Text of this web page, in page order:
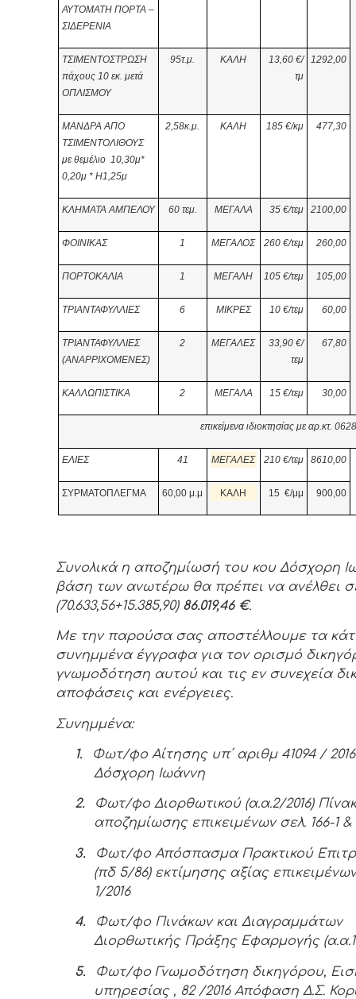
ΑΥΤΟΜΑΤΗ ΠΟΡΤΑ –
ΣΙΔΕΡΕΝΙΑ
ΤΣΙΜΕΝΤΟΣΤΡΩΣΗ
πάχους 10 εκ. μετά
ΟΠΛΙΣΜΟΥ
95τ.μ. ΚΑΛΗ
13,60 €/
τμ
1292,00
ΜΑΝΔΡΑ ΑΠΟ
ΤΣΙΜΕΝΤΟΛΙΘΟΥΣ
με θεμέλιο 10,30μ*
0,20μ * Η1,25μ
2,58κ.μ. ΚΑΛΗ 185 €/κμ 477,30
ΚΛΗΜΑΤΑ ΑΜΠΕΛΟΥ 60 τεμ. ΜΕΓΑΛΑ 35 €/τεμ 2100,00
ΦΟΙΝΙΚΑΣ 1 ΜΕΓΑΛΟΣ 260 €/τεμ 260,00
ΠΟΡΤΟΚΑΛΙΑ 1 ΜΕΓΑΛΗ 105 €/τεμ 105,00
ΤΡΙΑΝΤΑΦΥΛΛΙΕΣ 6 ΜΙΚΡΕΣ 10 €/τεμ 60,00
ΤΡΙΑΝΤΑΦΥΛΛΙΕΣ
(ΑΝΑΡΡΙΧΟΜΕΝΕΣ)
2 ΜΕΓΑΛΕΣ 33,90 €/
τεμ
67,80
ΚΑΛΛΩΠΙΣΤΙΚΑ 2 ΜΕΓΑΛΑ 15 €/τεμ 30,00
επικείμενα ιδιοκτησίας με αρ.κτ. 06
ΕΛΙΕΣ 41 ΜΕΓΑΛΕΣ 210 €/τεμ 8610,00
ΣΥΡΜΑΤΟΠΛΕΓΜΑ 60,00 μ.μ ΚΑΛΗ 15 €/μμ 900,00
Συνολικά η αποζημίωσή του κου Δόσχορη
βάση των ανωτέρω θα πρέπει να ανέλθει
(70.633,56+15.385,90) 86.019,46 €.
Με την παρούσα σας αποστέλλουμε τα
συνημμένα έγγραφα για τον ορισμό
γνωμοδότηση αυτού και τις εν συνεχεία
αποφάσεις και ενέργειες.
Συνημμένα:
1.
Φωτ/φο Αίτησης υπ΄ αριθμ 41094 /
Δόσχορη Ιωάννη
2.
Φωτ/φο Διορθωτικού (α.α.2/2016)
αποζημίωσης επικειμένων σελ. 166-1 &
3.
Φωτ/φο Απόσπασμα Πρακτικού
(πδ 5/86) εκτίμησης αξίας
1/2016
4.
Φωτ/φο Πινάκων και Διαγραμμάτων
Διορθωτικής Πράξης Εφαρμογής
5.
Φωτ/φο Γνωμοδότηση δικηγόρου,
υπηρεσίας , 82 /2016 Απόφαση Δ.Σ.